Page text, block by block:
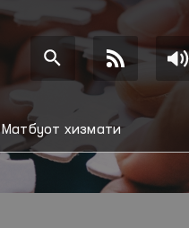
Матбуот хизмати